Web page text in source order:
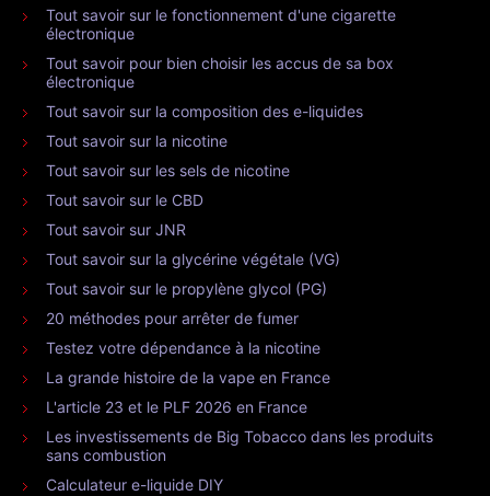
Tout savoir sur le fonctionnement d'une cigarette
électronique
Tout savoir pour bien choisir les accus de sa box
électronique
Tout savoir sur la composition des e-liquides
Tout savoir sur la nicotine
Tout savoir sur les sels de nicotine
Tout savoir sur le CBD
Tout savoir sur JNR
Tout savoir sur la glycérine végétale (VG)
Tout savoir sur le propylène glycol (PG)
20 méthodes pour arrêter de fumer
Testez votre dépendance à la nicotine
La grande histoire de la vape en France
L'article 23 et le PLF 2026 en France
Les investissements de Big Tobacco dans les produits
sans combustion
Calculateur e-liquide DIY